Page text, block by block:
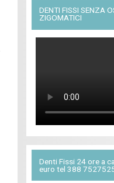
DENTI FISSI SENZA
ZIGOMATICI
Denti Fissi 24 ore a
euro tel 388